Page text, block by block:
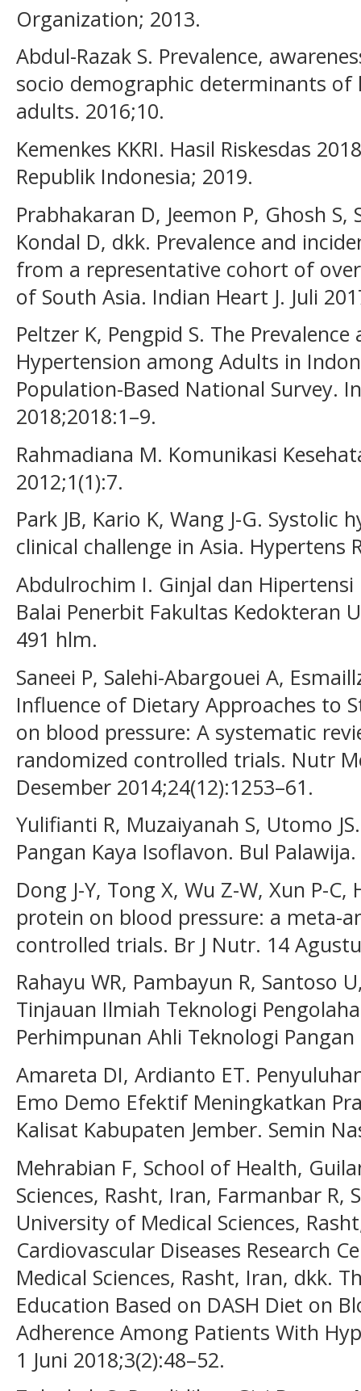
Organization; 2013.
Abdul-Razak S. Prevalence,
socio demographic determinants of
adults. 2016;10.
Kemenkes KKRI. Hasil Riskesdas
Republik Indonesia; 2019.
Prabhakaran D, Jeemon P, Ghosh S,
Kondal D, dkk. Prevalence and
from a representative cohort of
of South Asia. Indian Heart J. Juli
Peltzer K, Pengpid S. The
Hypertension among Adults in
Population-Based National Survey.
2018;2018:1–9.
Rahmadiana M. Komunikasi
2012;1(1):7.
Park JB, Kario K, Wang J-G. Systolic
clinical challenge in Asia. Hypertens
Abdulrochim I. Ginjal dan
Balai Penerbit Fakultas Kedokteran
491 hlm.
Saneei P, Salehi-Abargouei A,
Influence of Dietary Approaches to
on blood pressure: A systematic
randomized controlled trials. Nutr
Desember 2014;24(12):1253–61.
Yulifianti R, Muzaiyanah S, Utomo
Pangan Kaya Isoflavon. Bul
Dong J-Y, Tong X, Wu Z-W, Xun P-
protein on blood pressure: a meta-
controlled trials. Br J Nutr. 14
Rahayu WR, Pambayun R, Santoso
Tinjauan Ilmiah Teknologi
Perhimpunan Ahli Teknologi Pangan
Amareta DI, Ardianto ET.
Emo Demo Efektif Meningkatkan
Kalisat Kabupaten Jember. Semin
Mehrabian F, School of Health,
Sciences, Rasht, Iran, Farmanbar R,
University of Medical Sciences,
Cardiovascular Diseases Research
Medical Sciences, Rasht, Iran, dkk.
Education Based on DASH Diet on
Adherence Among Patients With
1 Juni 2018;3(2):48–52.